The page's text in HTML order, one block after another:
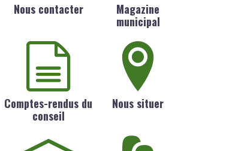
Nous contacter
Magazine
municipal
Comptes-rendus du
conseil
Nous situer